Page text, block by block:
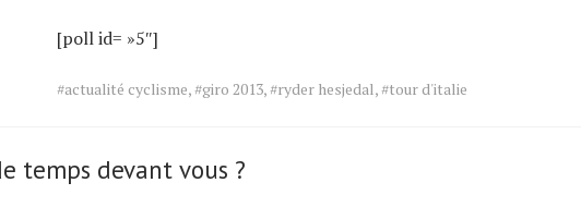
[poll id= »5″]
Tags
#actualité cyclisme,#giro 2013,#ryder hesjedal,#tour d'italie
temps devant vous ?